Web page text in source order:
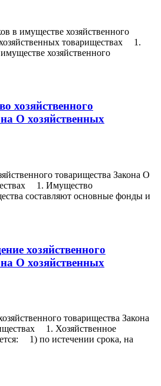
в имуществе хозяйственного
товариществах 1.
хозяйственного
хозяйственного
О хозяйственных
товарищества Закона О
1. Имущество
составляют основные фонды и
хозяйственного
О хозяйственных
товарищества Закона
1. Хозяйственное
1) по истечении срока, на